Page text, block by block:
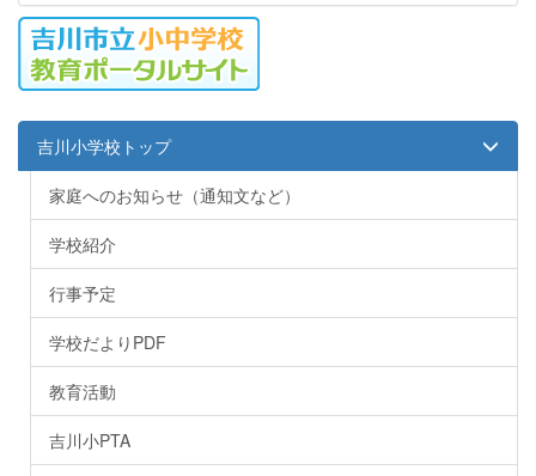
吉川小学校トップ
家庭へのお知らせ（通知文など）
学校紹介
行事予定
学校だよりPDF
教育活動
吉川小PTA